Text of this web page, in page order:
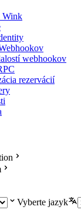
Wink
webhookov
rezervácií
Vyberte jazyk